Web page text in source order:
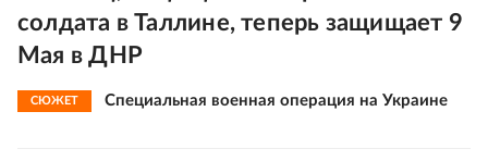
солдата в Таллине, теперь защищает 9
Мая в ДНР
СЮЖЕТ Специальная военная операция на Украине